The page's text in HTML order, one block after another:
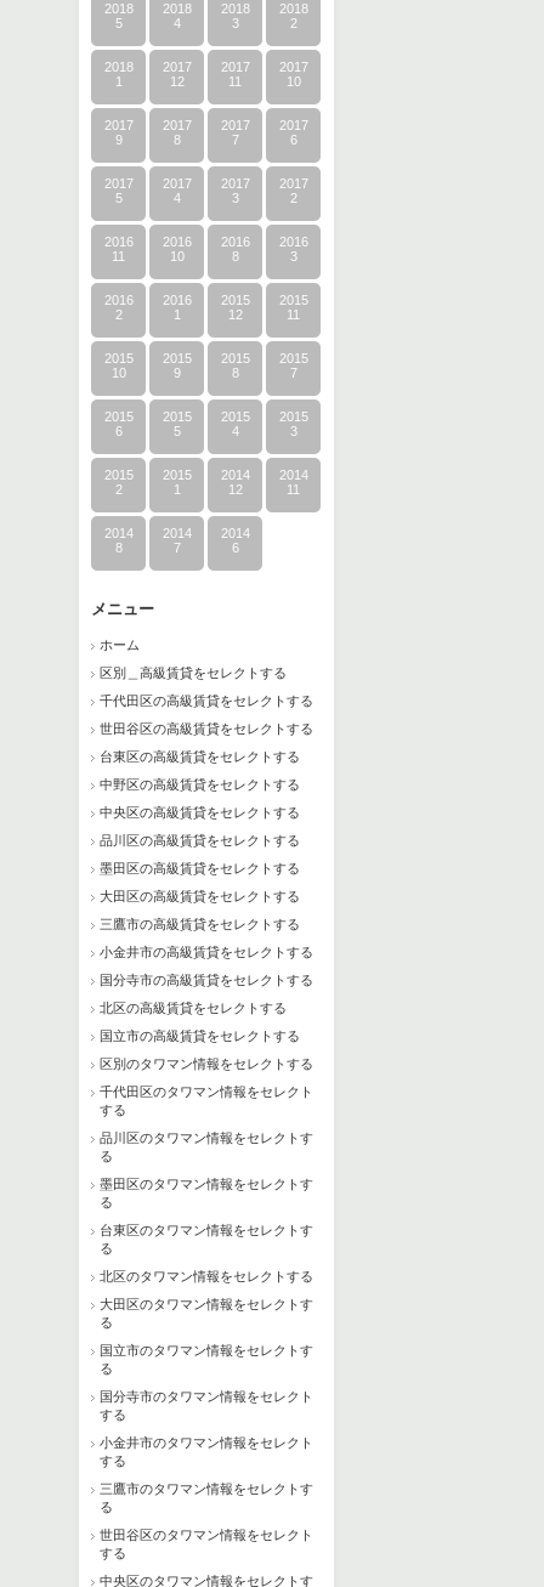
2018
5
2018
4
2018
3
2018
2
2018
1
2017
12
2017
11
2017
10
2017
9
2017
8
2017
7
2017
6
2017
5
2017
4
2017
3
2017
2
2016
11
2016
10
2016
8
2016
3
2016
2
2016
1
2015
12
2015
11
2015
10
2015
9
2015
8
2015
7
2015
6
2015
5
2015
4
2015
3
2015
2
2015
1
2014
12
2014
11
2014
8
2014
7
2014
6
メニュー
ホーム
区別＿高級賃貸をセレクトする
千代田区の高級賃貸をセレクトする
世田谷区の高級賃貸をセレクトする
台東区の高級賃貸をセレクトする
中野区の高級賃貸をセレクトする
中央区の高級賃貸をセレクトする
品川区の高級賃貸をセレクトする
墨田区の高級賃貸をセレクトする
大田区の高級賃貸をセレクトする
三鷹市の高級賃貸をセレクトする
小金井市の高級賃貸をセレクトする
国分寺市の高級賃貸をセレクトする
北区の高級賃貸をセレクトする
国立市の高級賃貸をセレクトする
区別のタワマン情報をセレクトする
千代田区のタワマン情報をセレクト
する
品川区のタワマン情報をセレクトす
る
墨田区のタワマン情報をセレクトす
る
台東区のタワマン情報をセレクトす
る
北区のタワマン情報をセレクトする
大田区のタワマン情報をセレクトす
る
国立市のタワマン情報をセレクトす
る
国分寺市のタワマン情報をセレクト
する
小金井市のタワマン情報をセレクト
する
三鷹市のタワマン情報をセレクトす
る
世田谷区のタワマン情報をセレクト
する
中央区のタワマン情報をセレクトす